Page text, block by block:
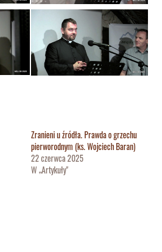
Zranieni u źródła. Prawda o grzechu
pierworodnym (ks. Wojciech Baran)
22 czerwca 2025
W „Artykuły"